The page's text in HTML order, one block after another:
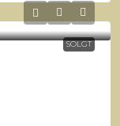
SOLGT